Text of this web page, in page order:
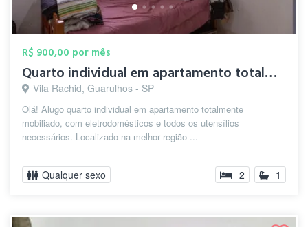
R$ 900,00 por mês
Quarto individual em apartamento totalme...
Vila Rachid, Guarulhos - SP
Olá! Alugo quarto individual em apartamento totalmente
mobiliado, com eletrodomésticos e todos os utensílios
necessários. Localizado na melhor região ...
Qualquer sexo 2 1